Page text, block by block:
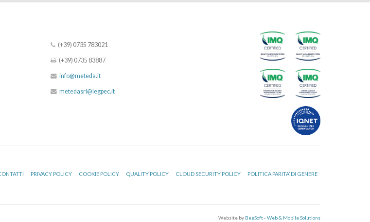
(+39) 0735 783021
(+39) 0735 83887
info@meteda.it
metedasrl@legpec.it
PRIVACY POLICY COOKIE POLICY QUALITY POLICY CLOUD SECURITY POLICY POLITICA PARITA’ DI GENERE
Website by BeeSoft - Web & Mobile Solutions